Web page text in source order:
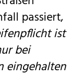
passiert,
ist
bei
eingehalten